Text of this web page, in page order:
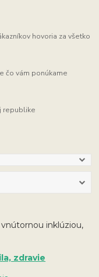
hovoria za všetko
čo vám ponúkame
republike
inklúziou,
zdravie